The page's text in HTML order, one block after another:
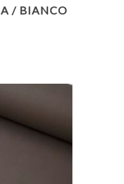
/ BIANCO